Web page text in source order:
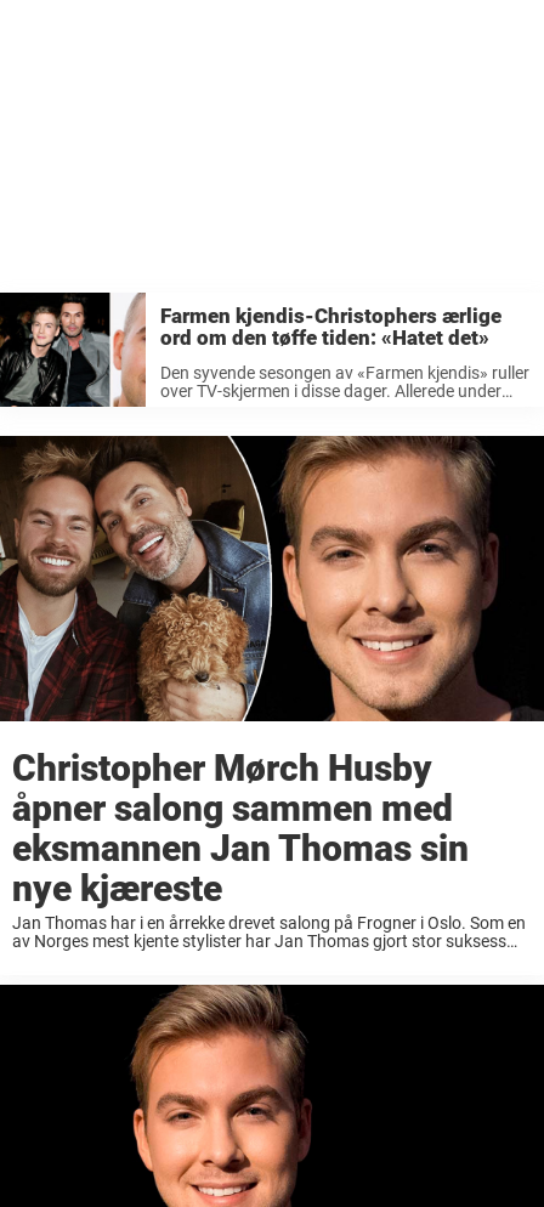
Farmen kjendis-Christophers ærlige
ord om den tøffe tiden: «Hatet det»
Den syvende sesongen av «Farmen kjendis» ruller
over TV-skjermen i disse dager. Allerede under
år finner vi Christopher Mørch Husby ...
Christopher Mørch Husby
åpner salong sammen med
eksmannen Jan Thomas sin
nye kjæreste
Jan Thomas har i en årrekke drevet salong på Frogner i Oslo. Som en
av Norges mest kjente stylister har Jan Thomas gjort stor suksess